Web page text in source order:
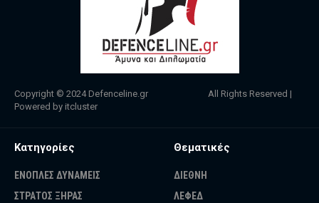
Copyright © 2024 Defenceline.gr All Rights Reserved |
Powered by itcluster
Κατηγορίες
ΕΝΟΠΛΕΣ ΔΥΝΑΜΕΙΣ
ΣΤΡΑΤΟΣ ΞΗΡΑΣ
Θεματικές
ΔΙΕΘΝΗ
ΛΕΦΕΔ